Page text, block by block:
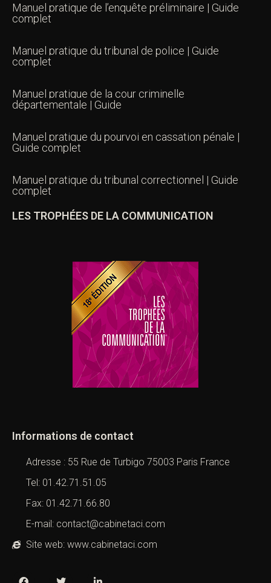
Manuel pratique de l’enquête préliminaire | Guide
complet
Manuel pratique du tribunal de police | Guide
complet
Manuel pratique de la cour criminelle
départementale | Guide
Manuel pratique du pourvoi en cassation pénale |
Guide complet
Manuel pratique du tribunal correctionnel | Guide
complet
LES TROPHÉES DE LA COMMUNICATION
Informations de contact
Adresse : 55 Rue de Turbigo 75003 Paris France
Tel: 01.42.71.51.05
Fax: 01.42.71.66.80
E-mail: contact@cabinetaci.com
Site web: www.cabinetaci.com